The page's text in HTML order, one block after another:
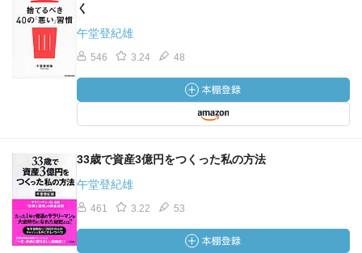
く
午堂登紀雄
546 3.24 48
33歳で資産3億円をつくった私の方法
午堂登紀雄
461 3.22 53